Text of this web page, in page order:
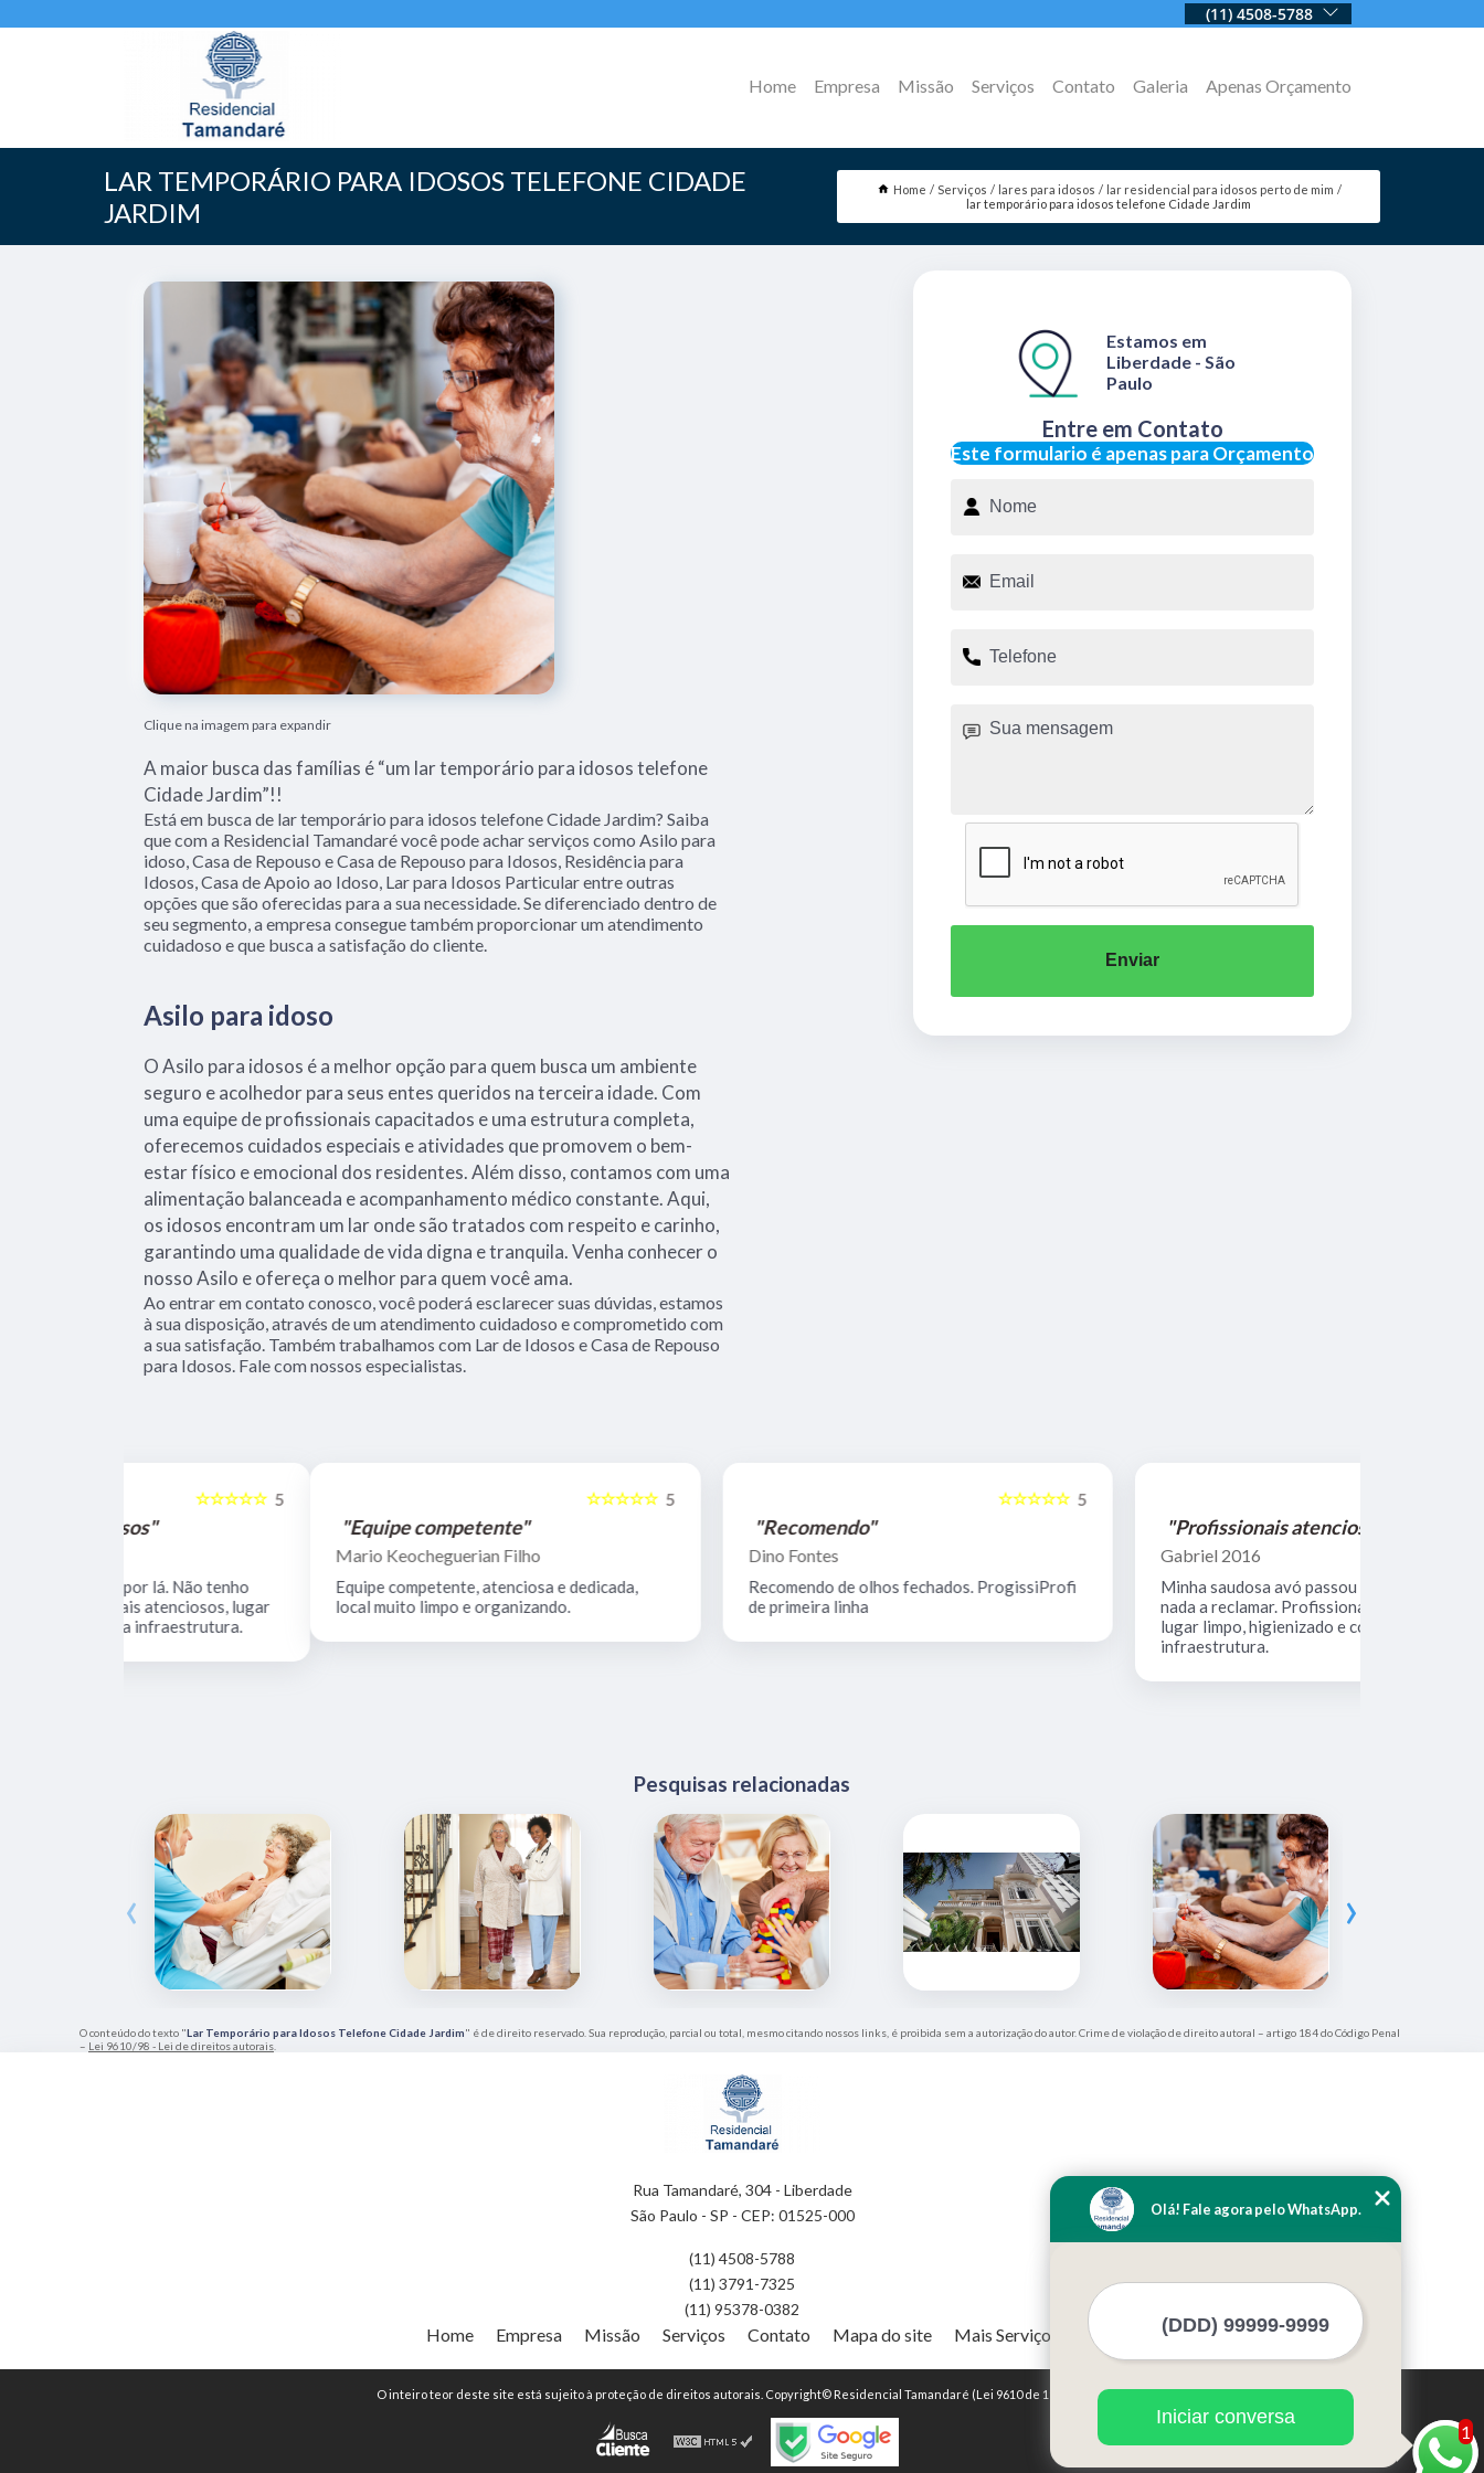
(11) 4508-5788
Home Empresa Missão Serviços Contato Galeria Apenas Orçamento
LAR TEMPORÁRIO PARA IDOSOS TELEFONE CIDADE
JARDIM
Home Serviços lares para idosos
lar residencial para idosos perto de mim
lar temporário para idosos telefone Cidade Jardim
Clique na imagem para expandir
A maior busca das famílias é “um lar temporário para idosos telefone
Cidade Jardim”!!
Está em busca de lar temporário para idosos telefone Cidade Jardim? Saiba
que com a Residencial Tamandaré você pode achar serviços como Asilo para
idoso, Casa de Repouso e Casa de Repouso para Idosos, Residência para
Idosos, Casa de Apoio ao Idoso, Lar para Idosos Particular entre outras
opções que são oferecidas para a sua necessidade. Se diferenciado dentro de
seu segmento, a empresa consegue também proporcionar um atendimento
cuidadoso e que busca a satisfação do cliente.
Asilo para idoso
O Asilo para idosos é a melhor opção para quem busca um ambiente
seguro e acolhedor para seus entes queridos na terceira idade. Com
uma equipe de profissionais capacitados e uma estrutura completa,
oferecemos cuidados especiais e atividades que promovem o bem-
estar físico e emocional dos residentes. Além disso, contamos com uma
alimentação balanceada e acompanhamento médico constante. Aqui,
os idosos encontram um lar onde são tratados com respeito e carinho,
garantindo uma qualidade de vida digna e tranquila. Venha conhecer o
nosso Asilo e ofereça o melhor para quem você ama.
Ao entrar em contato conosco, você poderá esclarecer suas dúvidas, estamos
à sua disposição, através de um atendimento cuidadoso e comprometido com
a sua satisfação. Também trabalhamos com Lar de Idosos e Casa de Repouso
para Idosos. Fale com nossos especialistas.
Este formulario é apenas para Orçamento
Entre em Contato
Estamos em
Liberdade - São
Paulo
Enviar
"Equipe competente"
Mario Keocheguerian Filho
Equipe competente, atenciosa e dedicada,
local muito limpo e organizando.
Recomendo de olhos fechados. ProgissiProfi
"Profissionais atenciosos"
Minha saudosa avó passou por lá. Não tenho
nada a reclamar. Profissionais atenciosos,
lugar limpo, higienizado e com boa
infraestrutura.
Pesquisas relacionadas
‹ ›
O conteúdo do texto "Lar Temporário para Idosos Telefone Cidade Jardim" é de direito reservado. Sua reprodução, parcial ou total, mesmo citando nossos links, é proibida sem a autorização do autor. Crime de violação de direito autoral – artigo 184 do Código Penal
– Lei 9610/98 - Lei de direitos autorais
Rua Tamandaré, 304 - Liberdade
São Paulo - SP - CEP: 01525-000
(11) 4508-5788
(11) 3791-7325
(11) 95378-0382
Home Empresa Missão Serviços Contato Mapa do site Mais Serviços
O inteiro teor deste site está sujeito à proteção de direitos autorais. Copyright© Residencial Tamandaré (Lei 9610 de 19/02/1998)
1
Olá! Fale agora pelo WhatsApp.
Iniciar conversa